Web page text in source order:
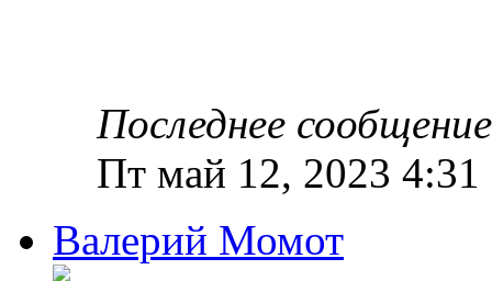
Последнее
Пт май 12, 2023 4:31
Валерий Момот